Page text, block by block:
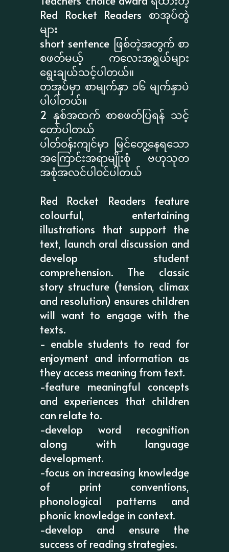
Red Rocket Readers စာအုပ်တွဲ
များ
short sentence ဖြစ်တဲ့အတွက် စာ
စဖတ်မယ့် ကလေးအရွယ်များ
ရွေးချယ်သင့်ပါတယ်။
တအုပ်မှာ စာမျက်နှာ ၁၆ မျက်နှာပဲ
ပါပါတယ်။
2 နှစ်အထက် စာစဖတ်ပြရန် သင့်
တော်ပါတယ်
ပါတ်ဝန်းကျင်မှာ မြင်တွေ့နေရသော
အကြောင်းအရာမျိုးစုံ ဗဟုသုတ
အစုံအလင်ပါဝင်ပါတယ်
Red Rocket Readers feature
colourful, entertaining
illustrations that support the
text, launch oral discussion and
develop student
comprehension. The classic
story structure (tension, climax
and resolution) ensures children
will want to engage with the
texts.
- enable students to read for
enjoyment and information as
they access meaning from text.
-feature meaningful concepts
and experiences that children
can relate to.
-develop word recognition
along with language
development.
-focus on increasing knowledge
of print conventions,
phonological patterns and
phonic knowledge in context.
-develop and ensure the
success of reading strategies.